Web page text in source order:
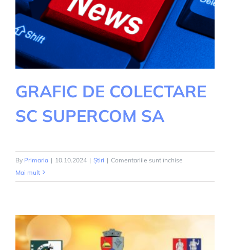
GRAFIC DE COLECTARE
SC SUPERCOM SA
By Primaria | 10.10.2024 | Știri | Comentariile sunt închise
DE
Mai mult